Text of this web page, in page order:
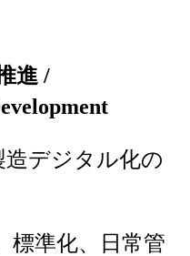
進 /
造デジタル化の
標準化、日常管